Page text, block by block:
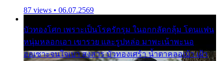
87 views • 06.07.2569
บัวทองโศก เพราะเป็นโรครักรุม ในอกกลัดกลุ้ม โดนแฟน
หนุ่มหลอกเอา เขารวย และรูปหล่อ มาพะเน้าพะนอ
ออเซาะจนใจเบา สงสาร บัวทองเศร้า น้ำตาคลอเบ้า เฝ้า